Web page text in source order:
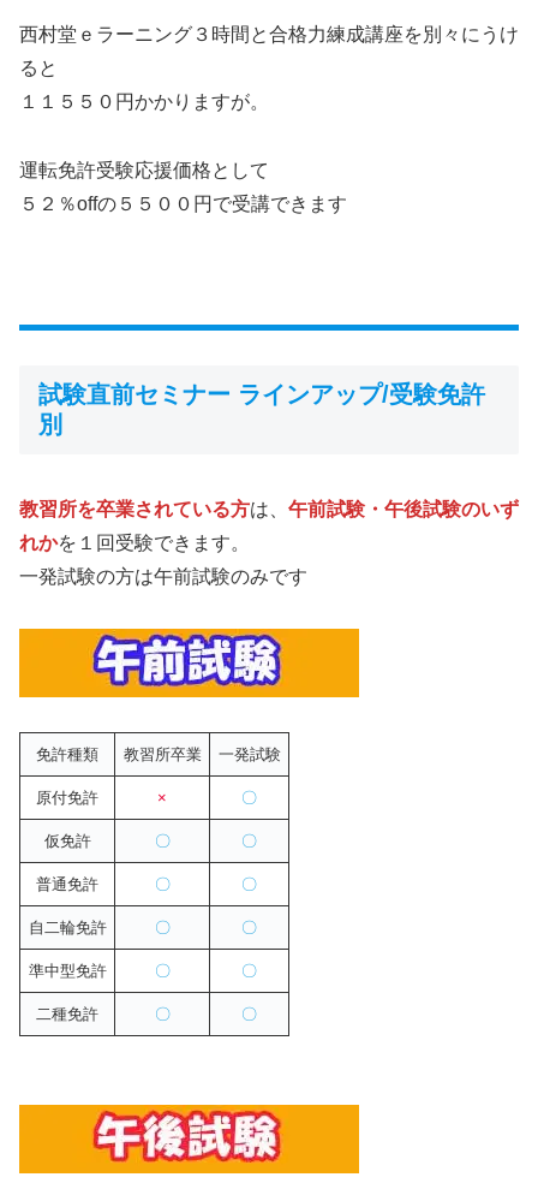
西村堂ｅラーニング３時間と合格力練成講座を別々にうけ
ると
１１５５０円かかりますが。
運転免許受験応援価格として
５２％offの５５００円で受講できます
試験直前セミナー ラインアップ/受験免許
別
教習所を卒業されている方は、 午前試験・午後試験のいず
れかを１回受験できます。
一発試験の方は午前試験のみです
免許種類 教習所卒業 一発試験
原付免許 × 〇
仮免許 〇 〇
普通免許 〇 〇
自二輪免許 〇 〇
準中型免許 〇 〇
二種免許 〇 〇